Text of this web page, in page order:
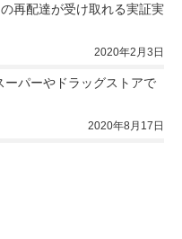
再配達が受け取れる実証実
2020年2月3日
ーパーやドラッグストアで
2020年8月17日